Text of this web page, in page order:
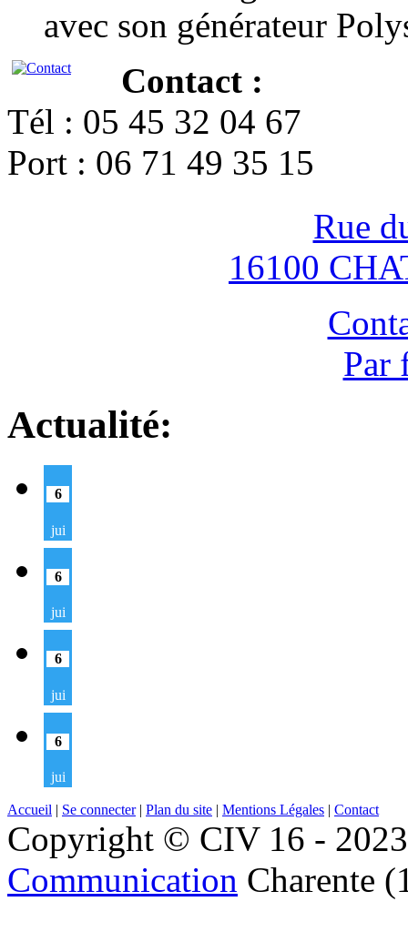
avec son générateur
Contact :
Tél : 05 45 32 04 67
Port : 06 71 49 35 15
Rue
16100
Par
Actualité:
6
jui
6
jui
6
jui
6
jui
Accueil | Se connecter| Plan du site | Mentions Légales | Contact
Copyright © CIV 16 -
Communication Charente